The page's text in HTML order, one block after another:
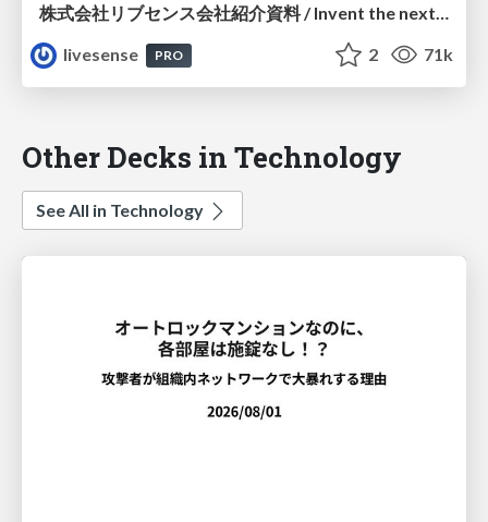
株式会社リブセンス会社紹介資料 / Invent the next common.
livesense
PRO 2 71k
Other Decks in Technology
See All in Technology